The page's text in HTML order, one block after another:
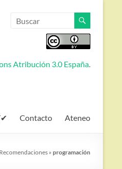
Atribución 3.0 España.
Contacto Ateneo
Recomendaciones » programación